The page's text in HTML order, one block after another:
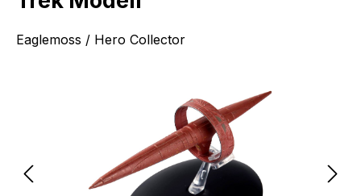
Eaglemoss / Hero Collector